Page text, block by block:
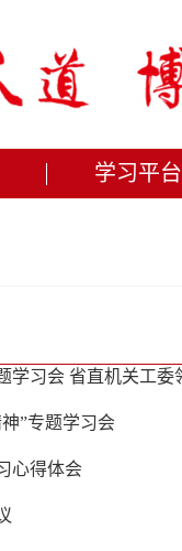
学习平台
”专题学习会
心得体会